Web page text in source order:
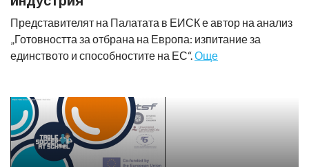
Представителят на Палатата в ЕИСК е автор на анализ
„Готовността за отбрана на Европа: изпитание за
единството и способностите на ЕС“.Още